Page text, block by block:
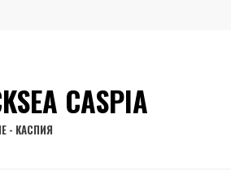
CASPIA
- КАСПИЯ